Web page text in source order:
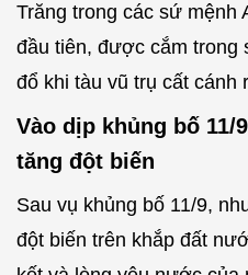
Trăng trong các sứ mệnh
đầu tiên, được cắm trong
đổ khi tàu vũ trụ cất cánh
Vào dịp khủng bố
tăng đột biến
Sau vụ khủng bố 11/9,
đột biến trên khắp đất